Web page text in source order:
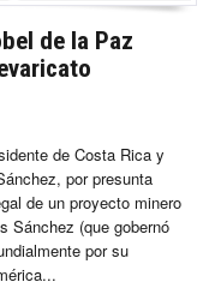
de la Paz
de Costa Rica y
por presunta
de un proyecto minero
Sánchez (que gobernó
por su